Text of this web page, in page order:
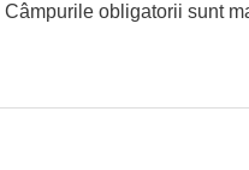
Câmpurile obligatorii sunt